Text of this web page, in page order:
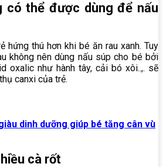
có thể được dùng để nấu
hứng thú hơn khi bé ăn rau xanh. Tuy
không nên dùng nấu súp cho bé bởi
oxalic như hành tây, cải bó xôi..,. sẽ
canxi của trẻ.
dinh dưỡng giúp bé tăng cân vù
cà rốt